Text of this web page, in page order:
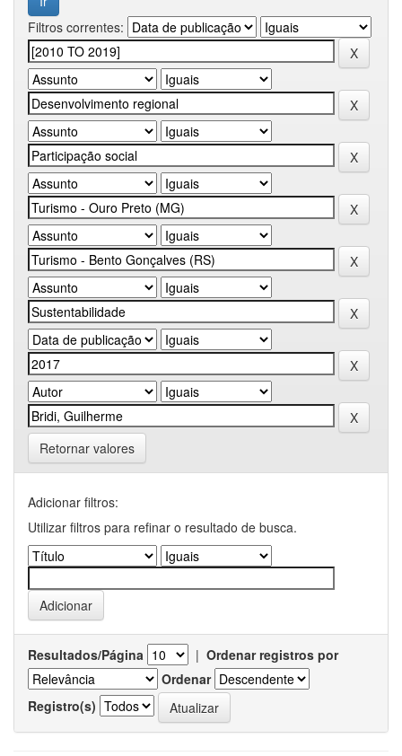
Filtros correntes:
Retornar valores
Adicionar filtros:
Utilizar filtros para refinar o resultado de busca.
Resultados/Página | Ordenar registros por
Ordenar
Registro(s)